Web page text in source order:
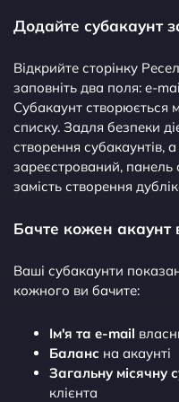
Додайте субакаунт
Відкрийте сторінку
заповніть два поля: e-
Субакаунт створюється
списку. Задля безпеки
створення субакаунтів,
зареєстрований, панель
замість створення
Бачте кожен акаунт
Ваші субакаунти
кожного ви бачите:
Ім'я та e-mail
Баланс на акаунті
Загальну місячну
клієнта